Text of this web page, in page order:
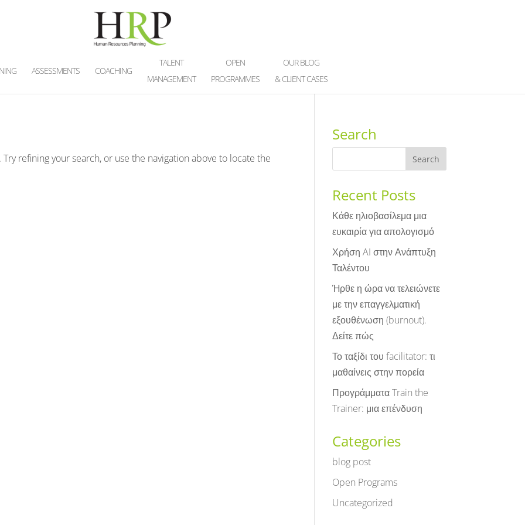
ASSESSMENTS COACHING
TALENT
MANAGEMENT
OPEN
PROGRAMMES
OUR BLOG
& CLIENT CASES
refining your search, or use the navigation above to locate the
Search
Recent Posts
Κάθε ηλιοβασίλεμα μια
ευκαιρία για απολογισμό
Χρήση AI στην Ανάπτυξη
Ταλέντου
Ήρθε η ώρα να τελειώνετε
με την επαγγελματική
εξουθένωση (burnout).
Δείτε πώς
Το ταξίδι του facilitator: τι
μαθαίνεις στην πορεία
Προγράμματα Train the
Trainer: μια επένδυση
Categories
blog post
Open Programs
Uncategorized